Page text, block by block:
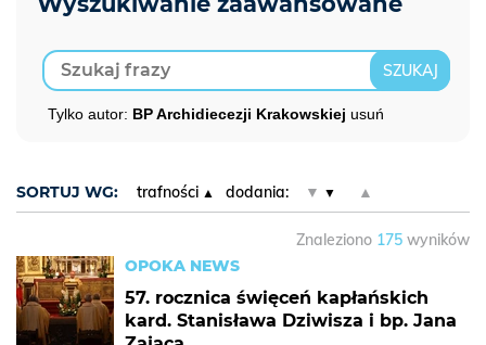
Tylko autor: BP Archidiecezji Krakowskiej usuń
SORTUJ WG: trafności dodania: ▼ ▲
Znaleziono 175 wyników
OPOKA NEWS
57. rocznica święceń kapłańskich
kard. Stanisława Dziwisza i bp. Jana